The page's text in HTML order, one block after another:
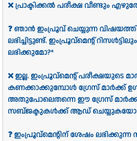
❌ പ്രാക്ടിക്കൽ പരീക്ഷ വീണ്ടും
❓ ഞാൻ ഇംപ്രൂവ് ചെയ്യുന്ന
ലഭിച്ചിട്ടുണ്ട്. ഇംപ്രൂവ്മെന്റ്
ലഭിക്കുമോ?*
❌ ഇല്ല. ഇംപ്രൂവ്മെന്റ് പരീക്ഷയുടെ
കണക്കാക്കുമ്പോൾ ഗ്രേസ് മാർക്ക്
അതുപോലെതന്നെ ഈ ഗ്രേസ്
സബ്ജക്ടുകൾക്ക് ആഡ് ചെയ്യുകയോ
❓ ഇംപ്രൂവ്മെന്റിന് ശേഷം ലഭിക്കുന്ന